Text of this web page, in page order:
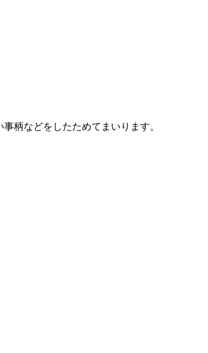
柄などをしたためてまいります。